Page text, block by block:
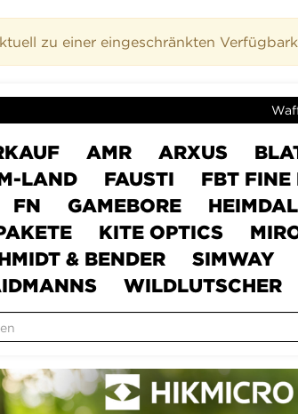
zu einer eingeschränkten
AMR ARXUS
LAND
FAUSTI FBT FINE
FN
GAMEBORE
KITE OPTICS
& BENDER
SIMWAY
WILDLUTSCHER